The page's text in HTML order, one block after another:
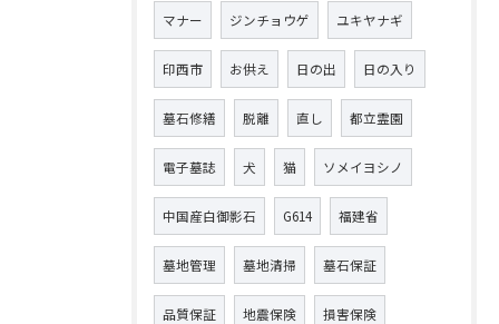
マナー ジンチョウゲ ユキヤナギ
印西市 お供え 日の出 日の入り
墓石修繕 脱離 直し 都立霊園
電子墓誌 犬 猫 ソメイヨシノ
中国産白御影石 G614 福建省
墓地管理 墓地清掃 墓石保証
品質保証 地震保険 損害保険